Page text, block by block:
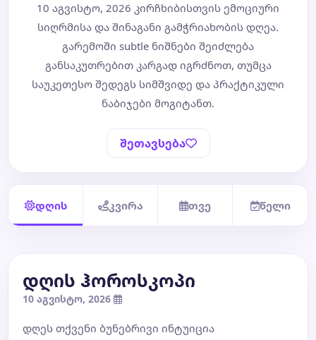
ბლოგი
ტარო
10 აგვისტო, 2026 კირჩხიბისთვის ემოციური
სიღრმისა და შინაგანი გამჭრიახობის დღეა.
გარემოში subtle ნიშნები შეიძლება
განსაკუთრებით კარგად იგრძნოთ, თუმცა
საუკეთესო შედეგს სიმშვიდე და პრაქტიკული
ნაბიჯები მოგიტანთ.
შეთავსება
დღის კვირა თვე წელი
დღის ჰოროსკოპი
10 აგვისტო, 2026
დღეს თქვენი ბუნებრივი ინტუიცია